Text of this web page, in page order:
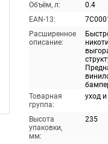
Объём, л:
0.4
EAN-13:
Расширенное
описание:
Товарная
группа:
уход
Высота
упаковки,
мм:
235